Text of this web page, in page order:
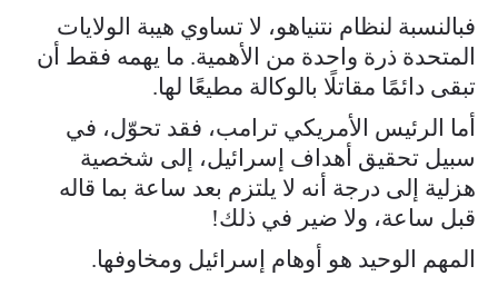
فبالنسبة لنظام نتنياهو، لا تساوي هيبة الولايات
المتحدة ذرة واحدة من الأهمية. ما يهمه فقط أن
تبقى دائمًا مقاتلًا بالوكالة مطيعًا لها.
أما الرئيس الأمريكي ترامب، فقد تحوّل، في
سبيل تحقيق أهداف إسرائيل، إلى شخصية
هزلية إلى درجة أنه لا يلتزم بعد ساعة بما قاله
قبل ساعة، ولا ضير في ذلك!
المهم الوحيد هو أوهام إسرائيل ومخاوفها.